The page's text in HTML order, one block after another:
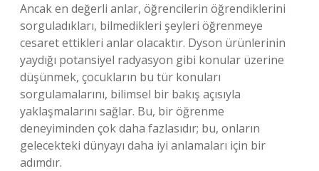
Ancak en değerli anlar, öğrencilerin öğrendiklerini
sorguladıkları, bilmedikleri şeyleri öğrenmeye
cesaret ettikleri anlar olacaktır. Dyson ürünlerinin
yaydığı potansiyel radyasyon gibi konular üzerine
düşünmek, çocukların bu tür konuları
sorgulamalarını, bilimsel bir bakış açısıyla
yaklaşmalarını sağlar. Bu, bir öğrenme
deneyiminden çok daha fazlasıdır; bu, onların
gelecekteki dünyayı daha iyi anlamaları için bir
adımdır.